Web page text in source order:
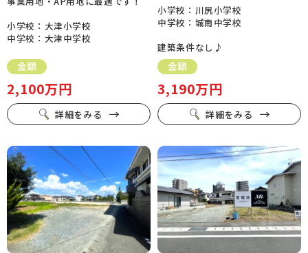
小学校：大津小学校
中学校：大津中学校
金額
2,100万円
詳細をみる
小学校：川尻小学校
中学校：城南中学校
建築条件なし♪
金額
3,190万円
詳細をみる